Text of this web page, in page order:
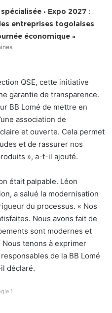
• Expo 2027 :
entreprises togolaises
économique »
QSE, cette initiative
garantie de transparence.
BB Lomé de mettre en
association de
et ouverte. Cela permet
et de rassurer nos
», a-t-il ajouté.
était palpable. Léon
a salué la modernisation
du processus. « Nos
Nous avons fait de
sont modernes et
Nous tenons à exprimer
de la BB Lomé
déclaré.
1